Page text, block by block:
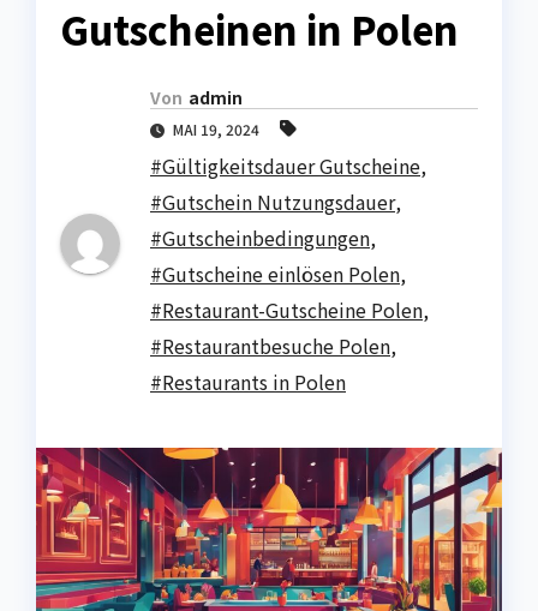
Gutscheinen in Polen
Von admin
MAI 19, 2024
#Gültigkeitsdauer Gutscheine,
#Gutschein Nutzungsdauer,
#Gutscheinbedingungen,
#Gutscheine einlösen Polen,
#Restaurant-Gutscheine Polen,
#Restaurantbesuche Polen,
#Restaurants in Polen